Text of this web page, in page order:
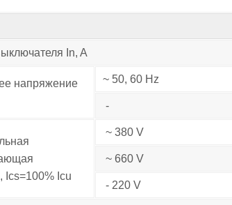
In, A
напряжение
~ 50, 60 Hz
-
Ics=100% Icu
~ 380 V
~ 660 V
- 220 V